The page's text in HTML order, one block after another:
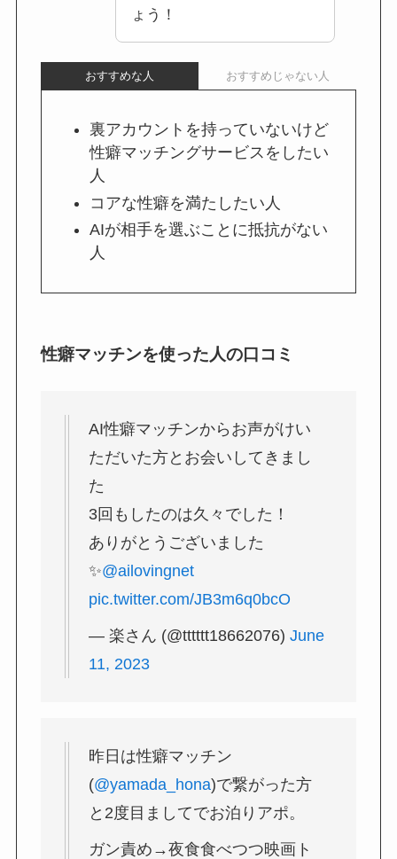
ょう！
おすすめな人 おすすめじゃない人
裏アカウントを持っていないけど
性癖マッチングサービスをしたい
人
コアな性癖を満たしたい人
AIが相手を選ぶことに抵抗がない
人
性癖マッチンを使った人の口コミ
AI性癖マッチンからお声がけい
ただいた方とお会いしてきまし
た
3回もしたのは久々でした！
ありがとうございました
✨@ailovingnet
pic.twitter.com/JB3m6q0bcO
— 楽さん (@tttttt18662076) June
11, 2023
昨日は性癖マッチン
(@yamada_hona)で繋がった方
と2度目ましてでお泊りアポ。
ガン責め→夜食食べつつ映画ト